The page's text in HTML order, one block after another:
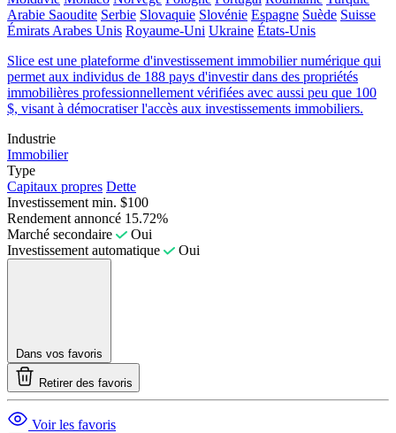
Arabie Saoudite Serbie Slovaquie Slovénie Espagne Suède Suisse
Émirats Arabes Unis Royaume-Uni Ukraine États-Unis
Slice est une plateforme d'investissement immobilier numérique qui
permet aux individus de 188 pays d'investir dans des propriétés
immobilières professionnellement vérifiées avec aussi peu que 100
$, visant à démocratiser l'accès aux investissements immobiliers.
Industrie
Immobilier
Type
Capitaux propres Dette
Investissement min. $100
Rendement annoncé 15.72%
Marché secondaire
Oui
Investissement automatique
Oui
Dans vos favoris
Retirer des favoris
Voir les favoris